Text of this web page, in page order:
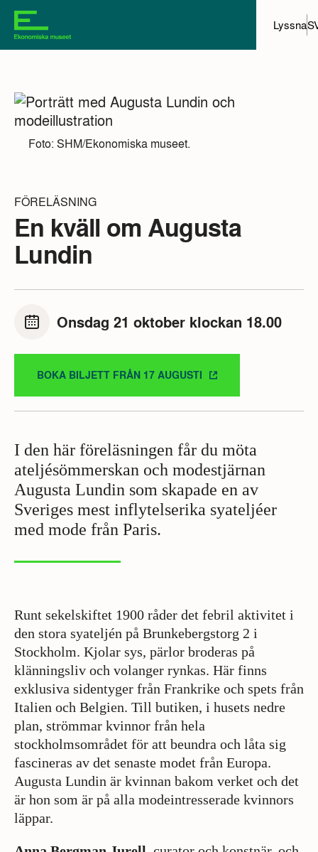
Lyssna
Foto: SHM/Ekonomiska museet.
FÖRELÄSNING
En kväll om Augusta
Lundin
Onsdag 21 oktober klockan 18.00
BOKA BILJETT FRÅN 17 AUGUSTI
I den här föreläsningen får du möta
ateljésömmerskan och modestjärnan
Augusta Lundin som skapade en av
Sveriges mest inflytelserika syateljéer
med mode från Paris.
Runt sekelskiftet 1900 råder det febril aktivitet i
den stora syateljén på Brunkebergstorg 2 i
Stockholm. Kjolar sys, pärlor broderas på
klänningsliv och volanger rynkas. Här finns
exklusiva sidentyger från Frankrike och spets från
Italien och Belgien. Till butiken, i husets nedre
plan, strömmar kvinnor från hela
stockholmsområdet för att beundra och låta sig
fascineras av det senaste modet från Europa.
Augusta Lundin är kvinnan bakom verket och det
är hon som är på alla modeintresserade kvinnors
läppar.